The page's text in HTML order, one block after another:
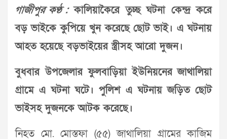
গাজীপুর কণ্ঠ :কালিয়াকৈরে তুচ্ছ ঘটনা কেন্দ্র করে
বড় ভাইকে কুপিয়ে খুন করেছে ছোট ভাই। এ ঘটনায়
আহত হয়েছে বড়ভাইয়ের স্ত্রীসহ আরো দুজন।
বুধবার উপজেলার ফুলবাড়িয়া ইউনিয়নের জাথালিয়া
গ্রামে এ ঘটনা ঘটে। পুলিশ এ ঘটনায় জড়িত ছোট
ভাইসহ দুজনকে আটক করেছে।
নিহত মো. মোস্তফা (৫৫) জাথালিয়া গ্রামের কাজিম